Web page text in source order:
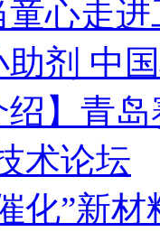
心走
剂 中
绍】青
术论坛
化”新